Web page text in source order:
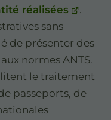
réalisées
.
sans
de présenter des
normes ANTS.
le traitement
passeports, de